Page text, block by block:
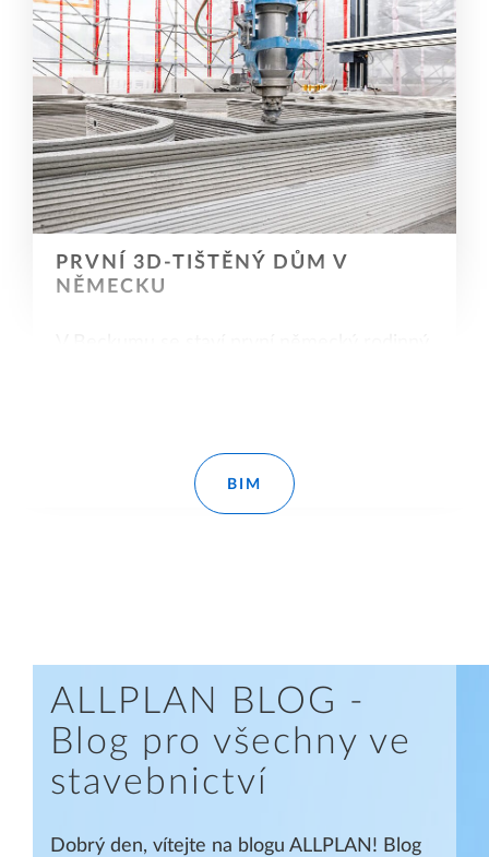
PRVNÍ 3D-TIŠTĚNÝ DŮM V
NĚMECKU
Více informací
BIM
ALLPLAN BLOG -
Blog pro všechny ve
stavebnictví
Dobrý den, vítejte na blogu ALLPLAN! Blog